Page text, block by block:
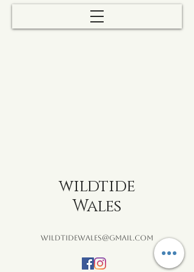
wildtide
Wales
wildtidewales@gmail.com